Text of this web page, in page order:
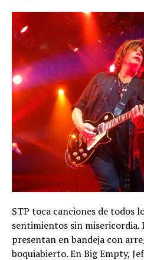
STP toca canciones de todos
sentimientos sin misericordia.
presentan en bandeja con
boquiabierto. En Big Empty,